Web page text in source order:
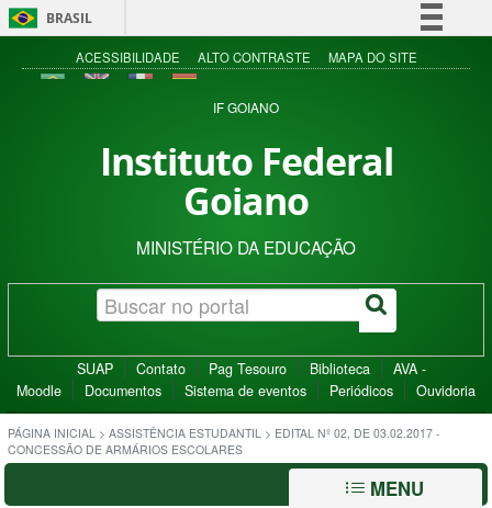
BRASIL
Simplifique!
Acesso à informação
ACESSIBILIDADE ALTO CONTRASTE MAPA DO SITE
IF GOIANO
Instituto Federal
Goiano
MINISTÉRIO DA EDUCAÇÃO
SUAP Contato Pag Tesouro Biblioteca
AVA -
Moodle
Documentos Sistema de eventos Periódicos Ouvidoria
PÁGINA INICIAL > ASSISTÊNCIA ESTUDANTIL > EDITAL Nº 02, DE 03.02.2017 -
CONCESSÃO DE ARMÁRIOS ESCOLARES
MENU